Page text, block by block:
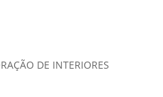
DE INTERIORES